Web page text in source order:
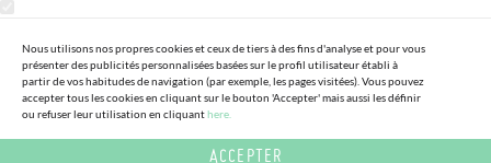
Estas cookies nos permiten ofrecerle una experiencia en el sitio
adaptada a su navegación (recomendaciones de producto
personalizadas, énfasis en categorías frecuentemente
consultadas, etc).Al activar esta cookie, nos ayuda a mejorar aún
más su experiencia.
Nous utilisons nos propres cookies et ceux de tiers à des fins d'analyse et pour vous
présenter des publicités personnalisées basées sur le profil utilisateur établi à
partir de vos habitudes de navigation (par exemple, les pages visitées). Vous pouvez
accepter tous les cookies en cliquant sur le bouton 'Accepter' mais aussi les définir
ou refuser leur utilisation en cliquanthere.
ACCEPTER